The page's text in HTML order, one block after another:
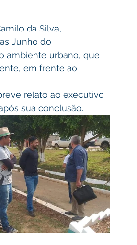
Junho do
ambiente urbano, que
em frente ao
sua conclusão.